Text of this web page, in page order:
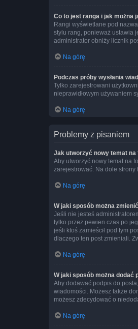
Co to jest ranga i jak można
Rangi wyświetlane pod
stylu rang, ponieważ ustawia
administrator obniży licznik
Na górę
Podczas próby wysłania
Tylko zarejestrowani
nieprawidłowym używaniem
Na górę
Problemy z pisaniem
Jak utworzyć nowy temat na
Aby utworzyć nowy temat na
zarejestrować. Na dole strony
Na górę
W jaki sposób można
Jeśli nie jesteś
tylko przez pewien czas po
jeśli ktoś zamieścił pod tym
dlaczego ten post zmieniali.
Na górę
W jaki sposób można dodać
Aby dodawać podpis do
wiadomości. Możesz także
możesz zdecydować o
Na górę